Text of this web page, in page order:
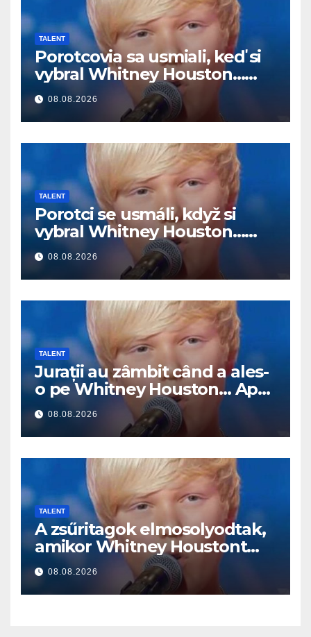
TALENT
Porotcovia sa usmiali, keď si
vybral Whitney Houston…
Potom začal spievať
08.08.2026
TALENT
Porotci se usmáli, když si
vybral Whitney Houston…
Pak začal zpívat
08.08.2026
TALENT
Jurații au zâmbit când a ales-
o pe Whitney Houston… Apoi
a început să cânte
08.08.2026
TALENT
A zsűritagok elmosolyodtak,
amikor Whitney Houstont
választotta… Aztán énekelni
kezdett
08.08.2026